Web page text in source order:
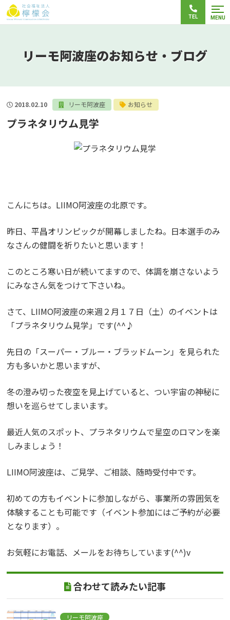
TEL MENU
リーモ阿波座のお知らせ・ブログ
2018.02.10 リーモ阿波座 お知らせ
プラネタリウム見学
こんにちは。LIIMO阿波座の北原です。
昨日、平昌オリンピックが開幕しましたね。日本選手のみ
なさんの健闘を祈りたいと思います！
このところ寒い日が続いてますので、体調を崩さないよう
にみなさん気をつけて下さいね。
さて、LIIMO阿波座の来週２月１７日（土）のイベントは
「プラネタリウム見学」です(^^♪
先日の「スーパー・ブルー・ブラッドムーン」を見られた
方も多いかと思いますが、
冬の澄み切った夜空を見上げていると、つい宇宙の神秘に
想いを巡らせてしまいます。
最近人気のスポット、プラネタリウムで星空のロマンを楽
しみましょう！
LIIMO阿波座は、ご見学、ご相談、随時受付中です。
初めての方もイベントに参加しながら、事業所の雰囲気を
体験することも可能です（イベント参加にはご予約が必要
となります）。
お気軽にお電話、メールをお待ちしています(^^)v
合わせて読みたい記事
リーモ阿波座